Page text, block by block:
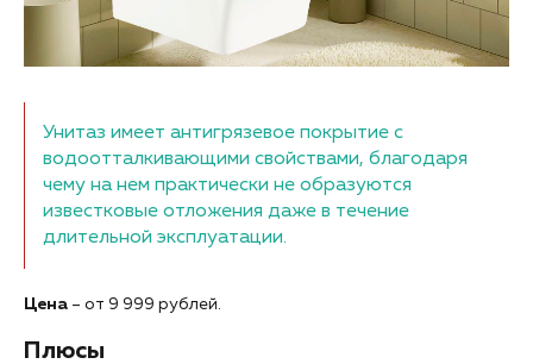
Унитаз имеет антигрязевое покрытие с
водоотталкивающими свойствами, благодаря
чему на нем практически не образуются
известковые отложения даже в течение
длительной эксплуатации.
Цена – от 9 999 рублей.
Плюсы